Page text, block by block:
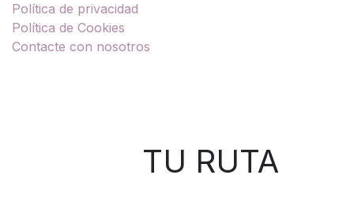
Política de privacidad
Política de Cookies
Contacte con nosotros
TU RUTA